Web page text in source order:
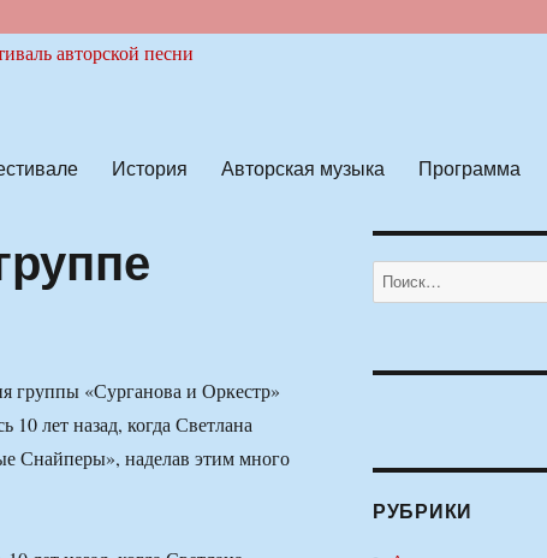
История Авторская музыка Программа
группы «Сурганова и Оркестр»
10 лет назад, когда Светлана
Снайперы», наделав этим много
Искать:
РУБРИКИ